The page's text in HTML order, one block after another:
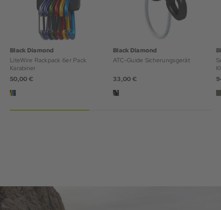
Black Diamond
LiteWire Rackpack 6er Pack
Karabiner
50,00 €
Black Diamond
ATC-Guide Sicherungsgerät
33,00 €